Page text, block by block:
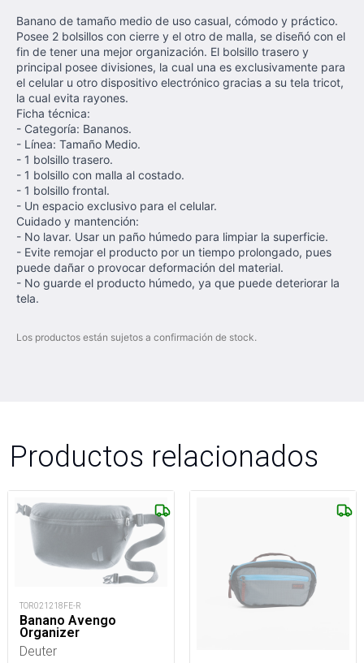
Banano de tamaño medio de uso casual, cómodo y práctico.
Posee 2 bolsillos con cierre y el otro de malla, se diseñó con el
fin de tener una mejor organización. El bolsillo trasero y
principal posee divisiones, la cual una es exclusivamente para
el celular u otro dispositivo electrónico gracias a su tela tricot,
la cual evita rayones.
Ficha técnica:
- Categoría: Bananos.
- Línea: Tamaño Medio.
- 1 bolsillo trasero.
- 1 bolsillo con malla al costado.
- 1 bolsillo frontal.
- Un espacio exclusivo para el celular.
Cuidado y mantención:
- No lavar. Usar un paño húmedo para limpiar la superficie.
- Evite remojar el producto por un tiempo prolongado, pues
puede dañar o provocar deformación del material.
- No guarde el producto húmedo, ya que puede deteriorar la
tela.
Los productos están sujetos a confirmación de stock.
Productos relacionados
TOR021218FE-R
Banano Avengo
Organizer
Deuter